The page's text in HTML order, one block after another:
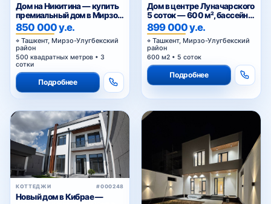
Дом на Никитина — купить
премиальный дом в Мирзо-
Улугбекском районе
Ташкента
850 000 у.е.
Ташкент, Мирзо-Улугбекский
район
500 квадратных метров • 3
сотки
Подробнее
Дом в центре Луначарского
5 соток — 600 м², бассейн,
3 уровня
899 000 у.е.
Ташкент, Мирзо-Улугбекский
район
600 м2 • 5 соток
Подробнее
КОТТЕДЖИ #000248
Новый дом в Кибрае —